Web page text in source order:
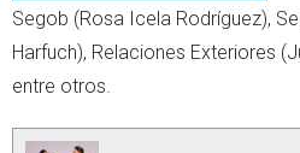
Segob (Rosa Icela Rodríguez),
Harfuch), Relaciones Exteriores
entre otros.